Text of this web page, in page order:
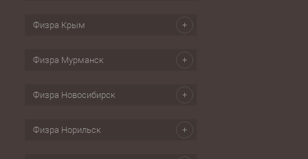
Физра Крым
Физра Мурманск
Физра Новосибирск
Физра Норильск